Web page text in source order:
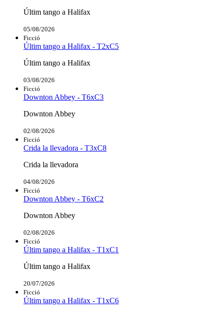
Últim tango a Halifax
05/08/2026
Ficció
Últim tango a Halifax - T2xC5
Últim tango a Halifax
03/08/2026
Ficció
Downton Abbey - T6xC3
Downton Abbey
02/08/2026
Ficció
Crida la llevadora - T3xC8
Crida la llevadora
04/08/2026
Ficció
Downton Abbey - T6xC2
Downton Abbey
02/08/2026
Ficció
Últim tango a Halifax - T1xC1
Últim tango a Halifax
20/07/2026
Ficció
Últim tango a Halifax - T1xC6